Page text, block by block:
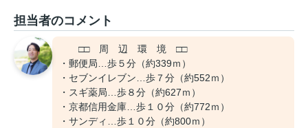
担当者のコメント
□□ 周 辺 環 境 □□
・郵便局…歩５分（約339ｍ）
・セブンイレブン…歩７分（約552ｍ）
・スギ薬局…歩８分（約627ｍ）
・京都信用金庫…歩１０分（約772ｍ）
・サンディ…歩１０分（約800ｍ）